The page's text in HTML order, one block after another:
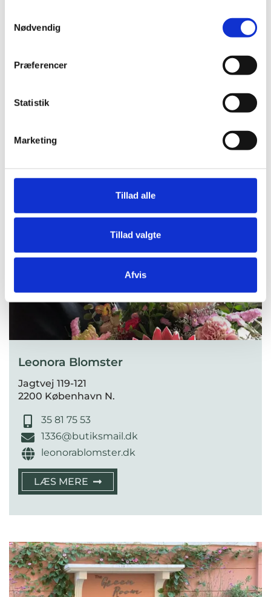
Nødvendig
Præferencer
Statistik
Marketing
Tillad alle
Tillad valgte
Afvis
info@florie.dk
Leonora Blomster
Jagtvej 119-121
2200 København N.
35 81 75 53
1336@butiksmail.dk
leonorablomster.dk
LÆS MERE